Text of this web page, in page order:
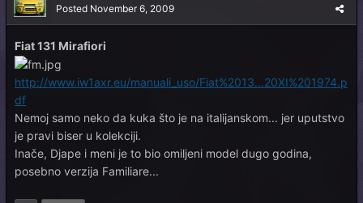
Posted November 6, 2009
Fiat 131 Mirafiori
http://www.iw1axr.eu/manuali_uso/Fiat%2013...20XI%201974.p
df
Nemoj samo neko da kuka što je na italijanskom... jer uputstvo
je pravi biser u kolekciji.
Inače, Djape i meni je to bio omiljeni model dugo godina,
posebno verzija Familiare...